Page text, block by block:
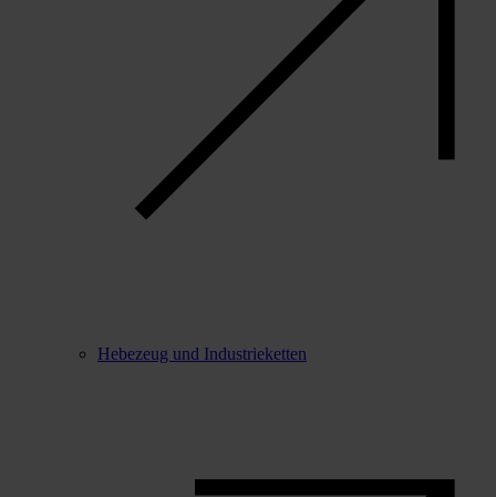
Hebezeug und Industrieketten